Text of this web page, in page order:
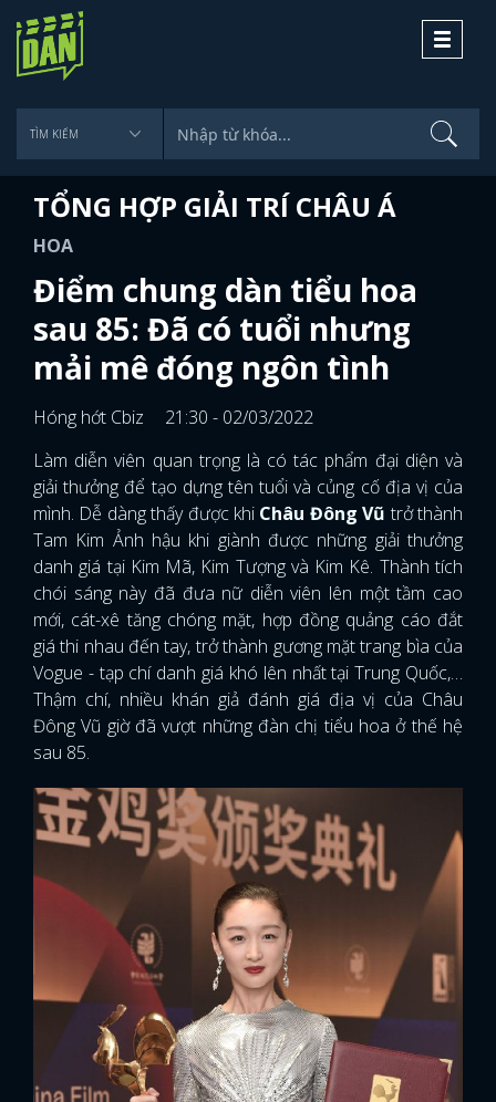
Toggle
TỔNG HỢP GIẢI TRÍ CHÂU Á
HOA
Điểm chung dàn tiểu hoa
sau 85: Đã có tuổi nhưng
mải mê đóng ngôn tình
Hóng hớt Cbiz
21:30 - 02/03/2022
Làm diễn viên quan trọng là có tác phẩm đại diện và
giải thưởng để tạo dựng tên tuổi và củng cố địa vị của
mình. Dễ dàng thấy được khi Châu Đông Vũ trở thành
Tam Kim Ảnh hậu khi giành được những giải thưởng
danh giá tại Kim Mã, Kim Tượng và Kim Kê. Thành tích
chói sáng này đã đưa nữ diễn viên lên một tầm cao
mới, cát-xê tăng chóng mặt, hợp đồng quảng cáo đắt
giá thi nhau đến tay, trở thành gương mặt trang bìa của
Vogue - tạp chí danh giá khó lên nhất tại Trung Quốc,…
Thậm chí, nhiều khán giả đánh giá địa vị của Châu
Đông Vũ giờ đã vượt những đàn chị tiểu hoa ở thế hệ
sau 85.